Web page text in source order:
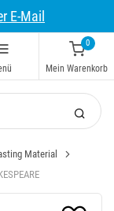
E-Mail
0
Mein Warenkorb
Material